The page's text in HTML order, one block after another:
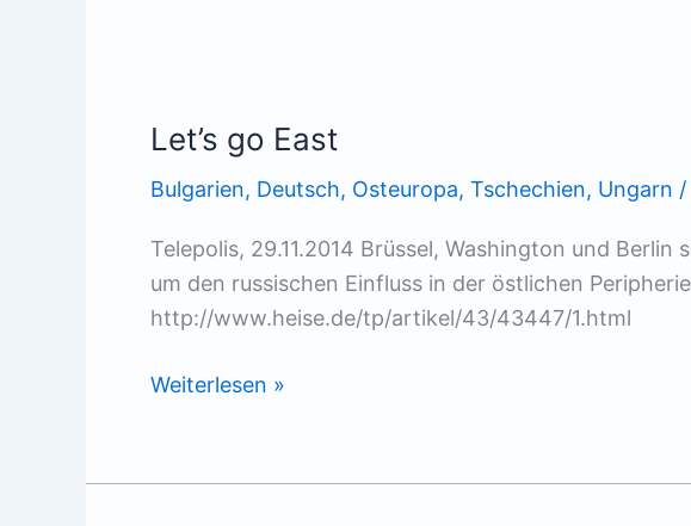
Let’s go East
Bulgarien, Deutsch, Osteuropa, Tschechien, Ungarn /
Telepolis, 29.11.2014 Brüssel, Washington und Berlin
um den russischen Einfluss in der östlichen
http://www.heise.de/tp/artikel/43/43447/1.html
Let’s
Weiterlesen »